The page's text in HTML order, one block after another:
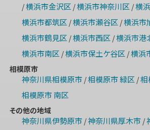
/横浜市金沢区 /横浜市神奈川区 /横
横浜市都筑区 /横浜市瀬谷区 /横浜市
横浜市鶴見区 /横浜市西区 /横浜市港
横浜市南区 /横浜市保土ケ谷区 /横浜
相模原市
神奈川県相模原市/相模原市 緑区 /相
相模原市 南区
その他の地域
神奈川県伊勢原市/神奈川県厚木市/